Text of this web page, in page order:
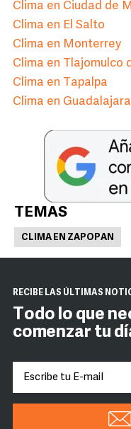
Clima en Ciudad de
Clima en El Salto
Clima en Monterrey
Clima en Tlajomulco
Clima en Tapalpa
Clima en Guadalajara
TEMAS
CLIMA EN ZAPOPAN
RECIBE LAS ÚLTIMAS
Todo lo que
comenzar tu